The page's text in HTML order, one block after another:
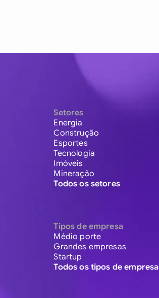
Setores
Energia
Construção
Esportes
Tecnologia
Imóveis
Mineração
Todos os setores
Tipos de empresa
Médio porte
Grandes empresas
Startup
Todos os tipos de empresa